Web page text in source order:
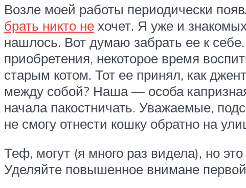
Возле моей работы периодически
брать никто не хочет. Я уже и
нашлось. Вот думаю забрать ее к
приобретения, некоторое время
старым котом. Тот ее принял, как
между собой? Наша — особа
начала пакостничать. Уважаемые,
не смогу отнести кошку обратно на
Теф, могут (я много раз видела), но
Уделяйте повышенное внимане